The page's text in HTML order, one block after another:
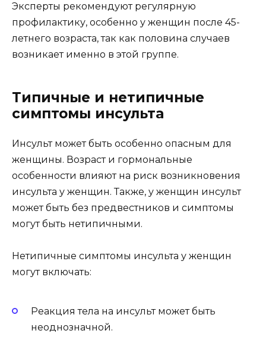
Эксперты рекомендуют регулярную
профилактику, особенно у женщин после 45-
летнего возраста, так как половина случаев
возникает именно в этой группе.
Типичные и нетипичные
симптомы инсульта
Инсульт может быть особенно опасным для
женщины. Возраст и гормональные
особенности влияют на риск возникновения
инсульта у женщин. Также, у женщин инсульт
может быть без предвестников и симптомы
могут быть нетипичными.
Нетипичные симптомы инсульта у женщин
могут включать:
Реакция тела на инсульт может быть
неоднозначной.